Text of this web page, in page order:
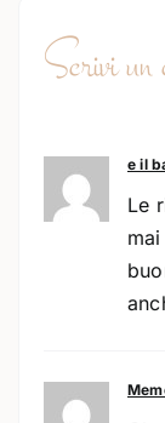
Scrivi un
e il
Le